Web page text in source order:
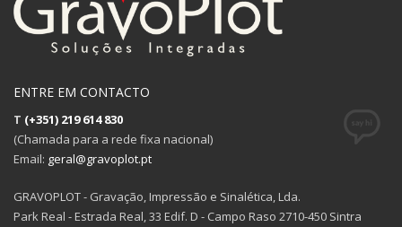
ENTRE EM CONTACTO
T (+351) 219 614 830
(Chamada para a rede fixa nacional)
Email: geral@gravoplot.pt
GRAVOPLOT - Gravação, Impressão e Sinalética, Lda.
Park Real - Estrada Real, 33 Edif. D - Campo Raso 2710-450 Sintra